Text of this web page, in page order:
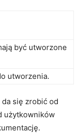
być utworzone
utworzenia.
się ‌zrobić od
użytkowników